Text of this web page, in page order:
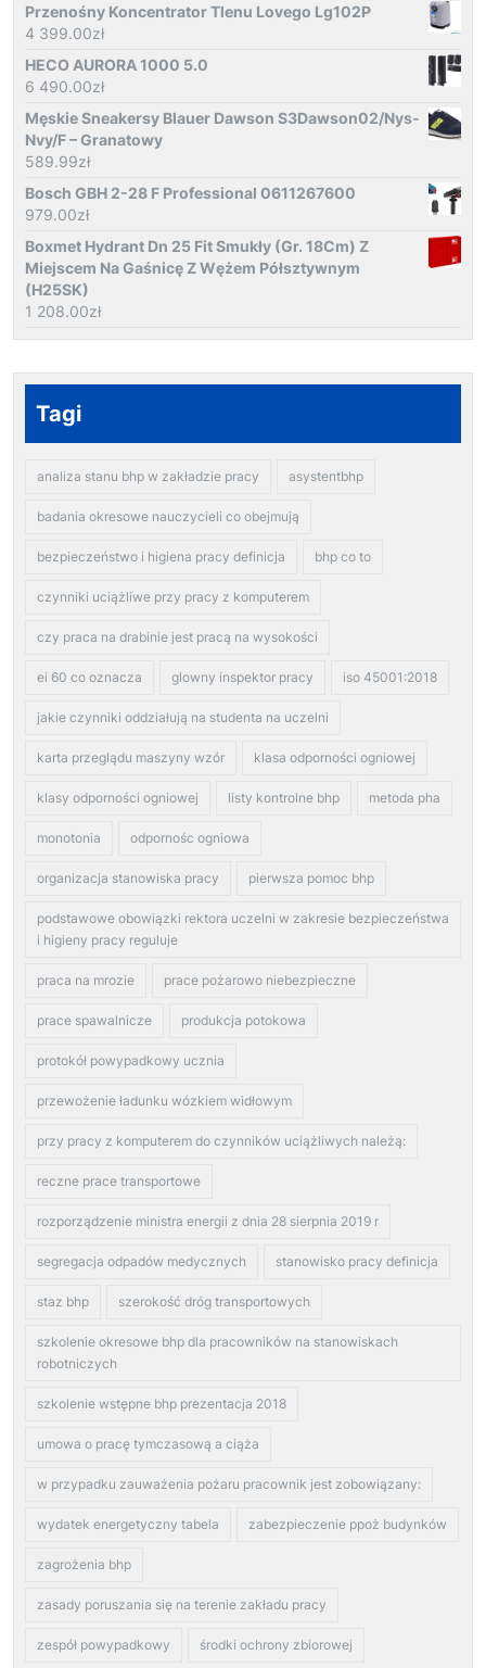
Przenośny Koncentrator Tlenu Lovego Lg102P
4 399.00zł
HECO AURORA 1000 5.0
6 490.00zł
Męskie Sneakersy Blauer Dawson S3Dawson02/Nys-
Nvy/F – Granatowy
589.99zł
Bosch GBH 2-28 F Professional 0611267600
979.00zł
Boxmet Hydrant Dn 25 Fit Smukły (Gr. 18Cm) Z
Miejscem Na Gaśnicę Z Wężem Półsztywnym
(H25SK)
1 208.00zł
Tagi
analiza stanu bhp w zakładzie pracy asystentbhp
badania okresowe nauczycieli co obejmują
bezpieczeństwo i higiena pracy definicja bhp co to
czynniki uciążliwe przy pracy z komputerem
czy praca na drabinie jest pracą na wysokości
ei 60 co oznacza glowny inspektor pracy iso 45001:2018
jakie czynniki oddziałują na studenta na uczelni
karta przeglądu maszyny wzór klasa odporności ogniowej
klasy odporności ogniowej listy kontrolne bhp metoda pha
monotonia odpornośc ogniowa
organizacja stanowiska pracy pierwsza pomoc bhp
podstawowe obowiązki rektora uczelni w zakresie bezpieczeństwa
i higieny pracy reguluje
praca na mrozie prace pożarowo niebezpieczne
prace spawalnicze produkcja potokowa
protokół powypadkowy ucznia
przewożenie ładunku wózkiem widłowym
przy pracy z komputerem do czynników uciążliwych należą:
reczne prace transportowe
rozporządzenie ministra energii z dnia 28 sierpnia 2019 r
segregacja odpadów medycznych stanowisko pracy definicja
staz bhp szerokość dróg transportowych
szkolenie okresowe bhp dla pracowników na stanowiskach
robotniczych
szkolenie wstępne bhp prezentacja 2018
umowa o pracę tymczasową a ciąża
w przypadku zauważenia pożaru pracownik jest zobowiązany:
wydatek energetyczny tabela zabezpieczenie ppoż budynków
zagrożenia bhp
zasady poruszania się na terenie zakładu pracy
zespół powypadkowy środki ochrony zbiorowej